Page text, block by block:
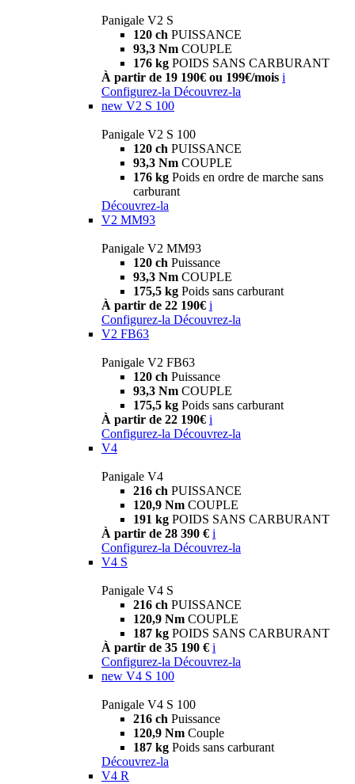
Panigale V2 S
120 ch PUISSANCE
93,3 Nm COUPLE
176 kg POIDS SANS CARBURANT
À partir de 19 190€ ou 199€/mois i
Configurez-la Découvrez-la
new V2 S 100
Panigale V2 S 100
120 ch PUISSANCE
93,3 Nm COUPLE
176 kg Poids en ordre de marche sans
carburant
Découvrez-la
V2 MM93
Panigale V2 MM93
120 ch Puissance
93,3 Nm COUPLE
175,5 kg Poids sans carburant
À partir de 22 190€ i
Configurez-la Découvrez-la
V2 FB63
Panigale V2 FB63
120 ch Puissance
93,3 Nm COUPLE
175,5 kg Poids sans carburant
À partir de 22 190€ i
Configurez-la Découvrez-la
V4
Panigale V4
216 ch PUISSANCE
120,9 Nm COUPLE
191 kg POIDS SANS CARBURANT
À partir de 28 390 € i
Configurez-la Découvrez-la
V4 S
Panigale V4 S
216 ch PUISSANCE
120,9 Nm COUPLE
187 kg POIDS SANS CARBURANT
À partir de 35 190 € i
Configurez-la Découvrez-la
new V4 S 100
Panigale V4 S 100
216 ch Puissance
120,9 Nm Couple
187 kg Poids sans carburant
Découvrez-la
V4 R